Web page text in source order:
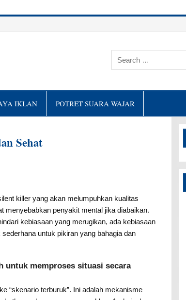
IKLAN POTRET SUARA WAJAR
Sehat
killer yang akan melumpuhkan kualitas
menyebabkan penyakit mental jika diabaikan.
kebiasaan yang merugikan, ada kebiasaan
untuk pikiran yang bahagia dan
untuk memproses situasi secara
“skenario terburuk”. Ini adalah mekanisme